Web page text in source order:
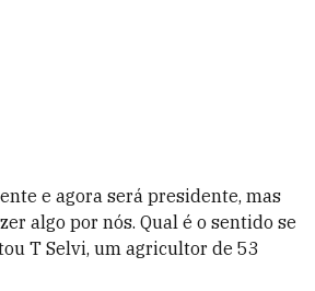
e agora será presidente, mas
algo por nós. Qual é o sentido se
T Selvi, um agricultor de 53